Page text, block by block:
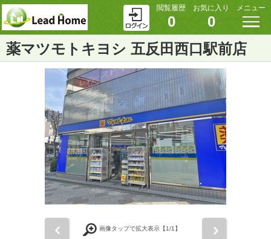
閲覧履歴
0
お気に入り
0
メニュー
薬マツモトキヨシ 五反田西口駅前店
画像タップで拡大表示【1/1】